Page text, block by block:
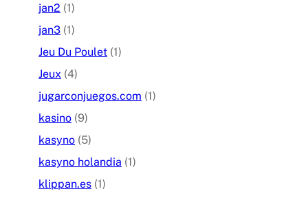
jan2 (1)
jan3 (1)
Jeu Du Poulet (1)
Jeux (4)
jugarconjuegos.com (1)
kasino (9)
kasyno (5)
kasyno holandia (1)
klippan.es (1)